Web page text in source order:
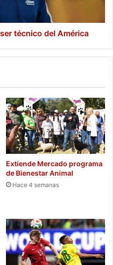
técnico del América
Extiende Mercado programa
de Bienestar Animal
Hace 4 semanas